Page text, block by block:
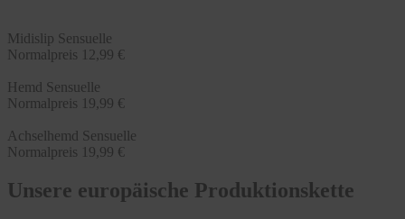
Midislip Sensuelle
Normalpreis 12,99 €
Hemd Sensuelle
Normalpreis 19,99 €
Achselhemd Sensuelle
Normalpreis 19,99 €
Unsere europäische Produktionskette